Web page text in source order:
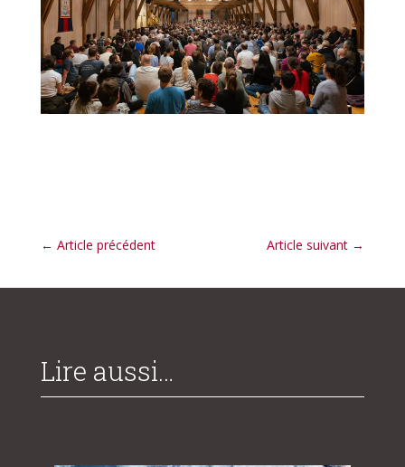
← Article précédent Article suivant →
Lire aussi…